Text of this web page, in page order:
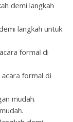
demi langkah
langkah untuk
formal di
formal di
mudah.